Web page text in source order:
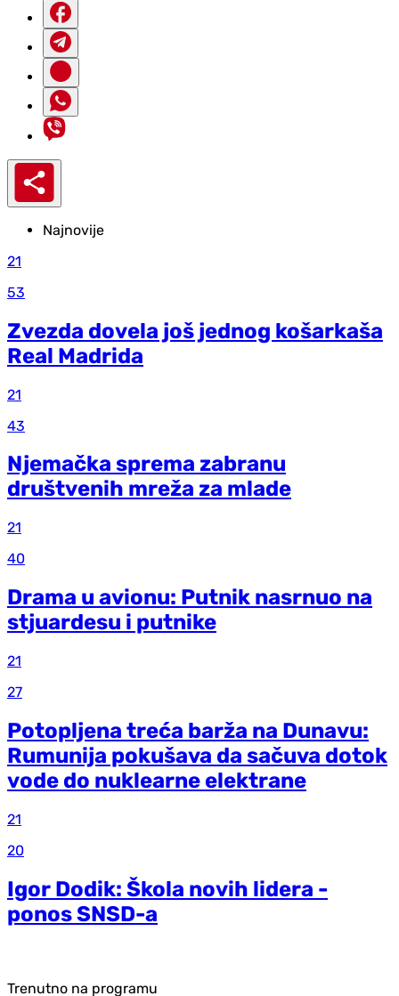
Najnovije
21
53
Zvezda dovela još jednog košarkaša
Real Madrida
21
43
Njemačka sprema zabranu
društvenih mreža za mlade
21
40
Drama u avionu: Putnik nasrnuo na
stjuardesu i putnike
21
27
Potopljena treća barža na Dunavu:
Rumunija pokušava da sačuva dotok
vode do nuklearne elektrane
21
20
Igor Dodik: Škola novih lidera -
ponos SNSD-a
Trenutno na programu